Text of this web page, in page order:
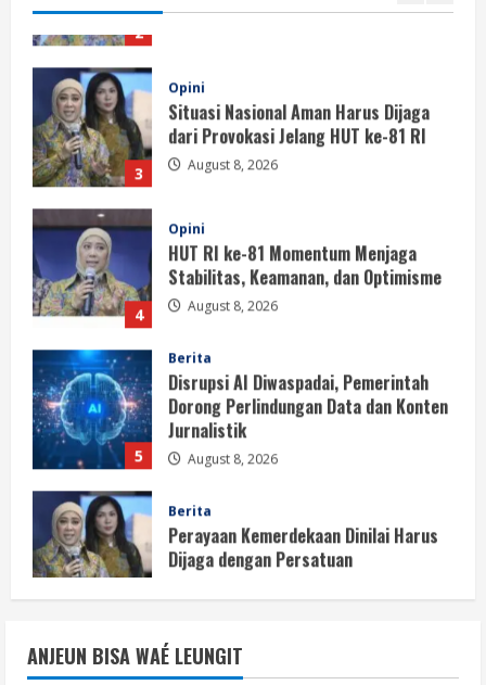
3
Situasi Nasional Aman Harus Dijaga
dari Provokasi Jelang HUT ke-81 RI
August 8, 2026
4
HUT RI ke-81 Momentum Menjaga
Stabilitas, Keamanan, dan Optimisme
August 8, 2026
5
Disrupsi AI Diwaspadai, Pemerintah
Dorong Perlindungan Data dan Konten
Jurnalistik
August 8, 2026
1
Perayaan Kemerdekaan Dinilai Harus
Dijaga dengan Persatuan
August 8, 2026
Situasi Nasional Aman, Publik Diminta
Waspadai Provokasi Jelang HUT RI
ANJEUN BISA WAÉ LEUNGIT